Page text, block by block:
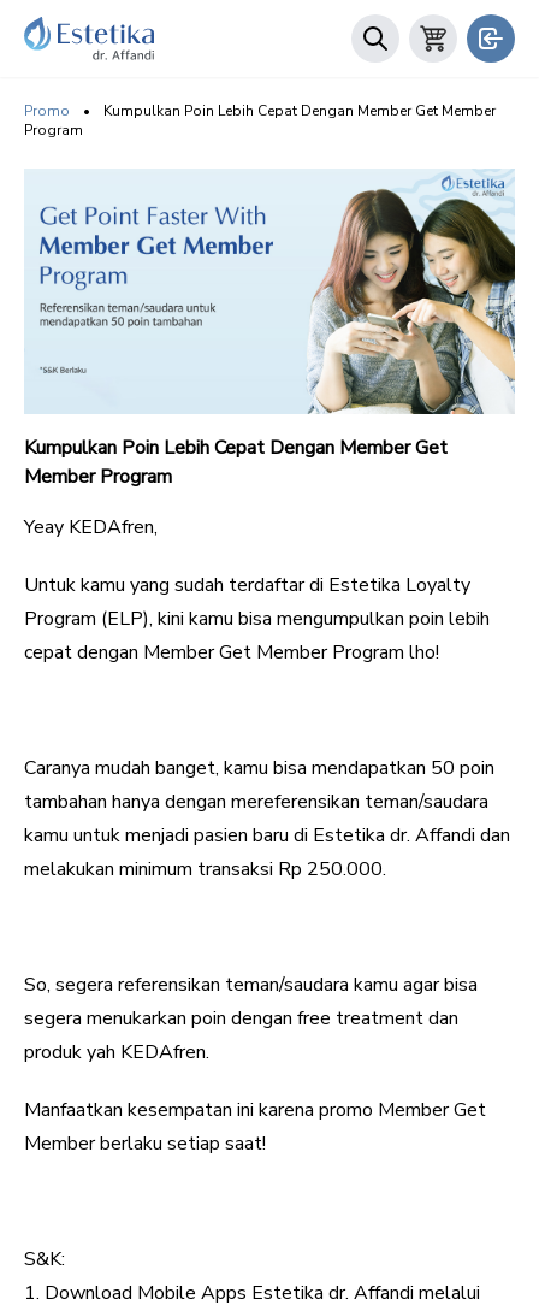
Promo •
Kumpulkan Poin Lebih Cepat Dengan Member Get Member
Program
Kumpulkan Poin Lebih Cepat Dengan Member Get
Member Program
Yeay KEDAfren,
Untuk kamu yang sudah terdaftar di Estetika Loyalty
Program (ELP), kini kamu bisa mengumpulkan poin lebih
cepat dengan Member Get Member Program lho!
Caranya mudah banget, kamu bisa mendapatkan 50 poin
tambahan hanya dengan mereferensikan teman/saudara
kamu untuk menjadi pasien baru di Estetika dr. Affandi dan
melakukan minimum transaksi Rp 250.000.
So, segera referensikan teman/saudara kamu agar bisa
segera menukarkan poin dengan free treatment dan
produk yah KEDAfren.
Manfaatkan kesempatan ini karena promo Member Get
Member berlaku setiap saat!
S&K:
1. Download Mobile Apps Estetika dr. Affandi melalui